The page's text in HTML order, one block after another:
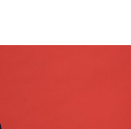
。
，可透過四大超商／
成。
要取消訂單，請聯絡